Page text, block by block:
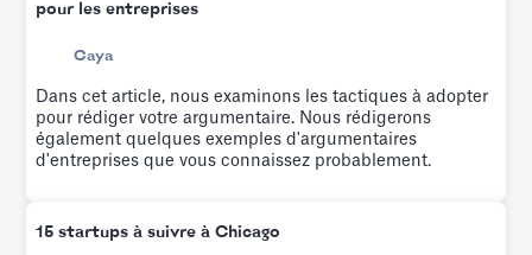
pour les entreprises
Caya
Dans cet article, nous examinons les tactiques à adopter
pour rédiger votre argumentaire. Nous rédigerons
également quelques exemples d'argumentaires
d'entreprises que vous connaissez probablement.
15 startups à suivre à Chicago